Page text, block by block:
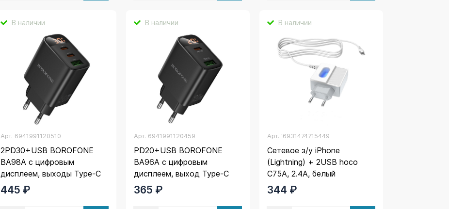
В наличии
Арт. 6941991120510
2PD30+USB BOROFONE
BA98A с цифровым
дисплеем, выходы Type-C
по 30W и USB 18W, QC3.0,
черный
445 ₽
В наличии
Арт. 6941991120459
PD20+USB BOROFONE
BA96A с цифровым
дисплеем, выход Type-C
20W и USB 18W, QC3.0,
черный
365 ₽
В наличии
Арт. '6931474715449
Сетевое з/у iPhone
(Lightning) + 2USB hoco
C75A, 2.4A, белый
344 ₽